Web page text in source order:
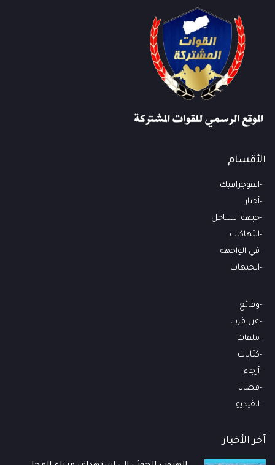
الأقسام
انفوجرافيك
أخبار
جبهة الساحل
انتهاكات
في الواجهة
الجبهات
وقائع
عن قرب
ملفات
كتابات
أرجاء
قضايا
الفيديو
آخر الأخبار